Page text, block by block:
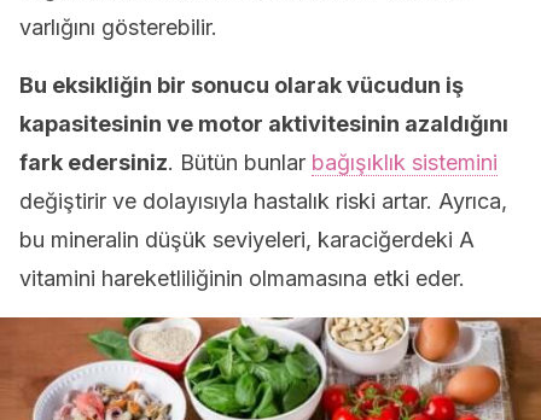
varlığını gösterebilir.
Bu eksikliğin bir sonucu olarak vücudun iş
kapasitesinin ve motor aktivitesinin azaldığını
fark edersiniz. Bütün bunlar bağışıklık sistemini
değiştirir ve dolayısıyla hastalık riski artar. Ayrıca,
bu mineralin düşük seviyeleri, karaciğerdeki A
vitamini hareketliliğinin olmamasına etki eder.